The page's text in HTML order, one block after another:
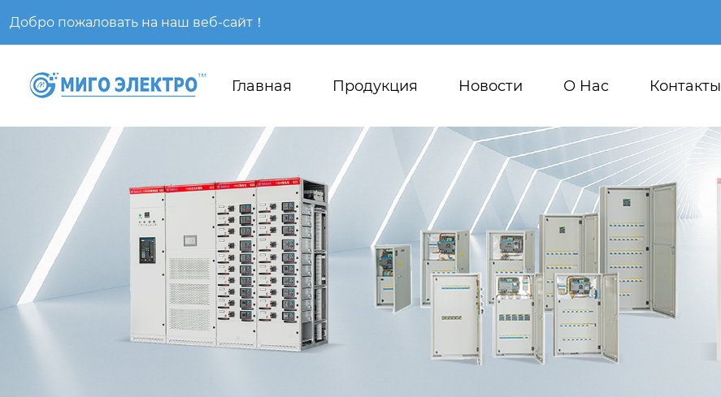
Добро пожаловать на наш веб-сайт！
Главная Продукция Новости О Hас Контакты